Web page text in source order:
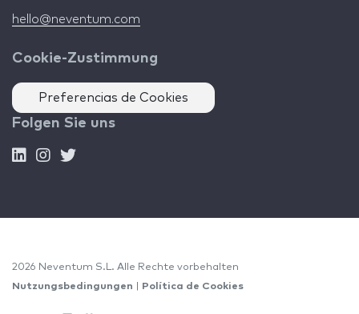
hello@neventum.com
Cookie-Zustimmung
Preferencias de Cookies
Folgen Sie uns
2026 Neventum S.L. Alle Rechte vorbehalten
Nutzungsbedingungen
Política de Cookies